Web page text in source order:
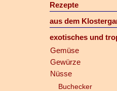
Rezepte
aus dem
exotisches und
Gemüse
Gewürze
Nüsse
Buchecker